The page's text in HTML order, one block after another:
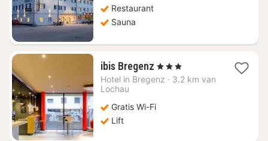
Restaurant
Sauna
ibis Bregenz 1
nacht
135,45
, 3 Sterren
Hotel in Bregenz · 3.2 km van
Lochau
Gratis Wi-Fi
Lift